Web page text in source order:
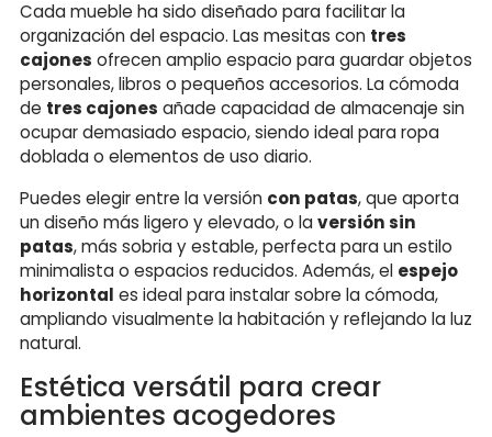
Cada mueble ha sido diseñado para facilitar la
organización del espacio. Las mesitas con tres
cajones ofrecen amplio espacio para guardar objetos
personales, libros o pequeños accesorios. La cómoda
de tres cajones añade capacidad de almacenaje sin
ocupar demasiado espacio, siendo ideal para ropa
doblada o elementos de uso diario.
Puedes elegir entre la versión con patas, que aporta
un diseño más ligero y elevado, o laversión sin
patas, más sobria y estable, perfecta para un estilo
minimalista o espacios reducidos. Además, el espejo
horizontal es ideal para instalar sobre la cómoda,
ampliando visualmente la habitación y reflejando la luz
natural.
Estética versátil para crear
ambientes acogedores